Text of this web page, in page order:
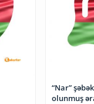
“Nar”
olunmuş